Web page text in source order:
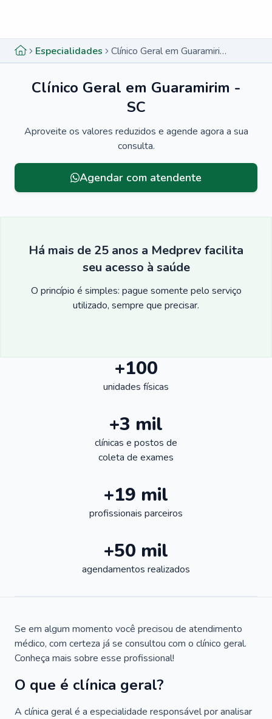
Especialidades Clínico Geral em Guaramirim - SC
Clínico Geral em Guaramirim -
SC
Aproveite os valores reduzidos e agende agora a sua
consulta.
Agendar com atendente
Há mais de 25 anos a Medprev facilita
seu acesso à saúde
O princípio é simples: pague somente pelo serviço
utilizado, sempre que precisar.
+100
unidades físicas
+3 mil
clínicas e postos de
coleta de exames
+19 mil
profissionais parceiros
+50 mil
agendamentos realizados
Se em algum momento você precisou de atendimento
médico, com certeza já se consultou com o clínico geral.
Conheça mais sobre esse profissional!
O que é clínica geral?
A clínica geral é a especialidade responsável por analisar